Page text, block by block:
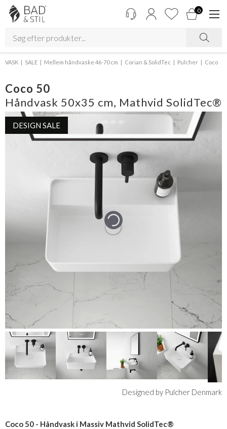
0
VASK SALE Mellem håndvaske 46-70 cm Corian & SolidTec Pulcher Coco
Coco 50
Håndvask 50x35 cm, Mathvid SolidTec®
DESIGN SALE
Designed by Pulcher Denmark
Coco 50 - Håndvask i Massiv Mathvid SolidTec®